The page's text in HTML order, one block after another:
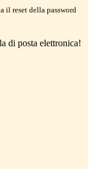
il reset della password
di posta elettronica!